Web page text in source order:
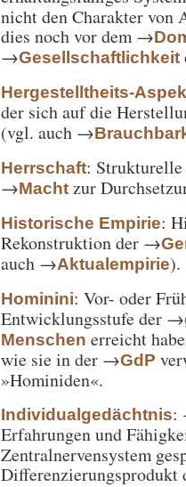
nicht den Charakter von
dies noch vor dem →
→Gesellschaftlichkeit
Hergestelltheits-
der sich auf die
(vgl. auch →
Herrschaft: Strukturelle
→Macht zur
Historische Empirie:
Rekonstruktion der →
auch →Aktualempirie).
Hominini: Vor- oder
Entwicklungsstufe der →
Menschen erreicht
wie sie in der →GdP
»Hominiden«.
Individualgedächtnis:
Erfahrungen und
Zentralnervensystem